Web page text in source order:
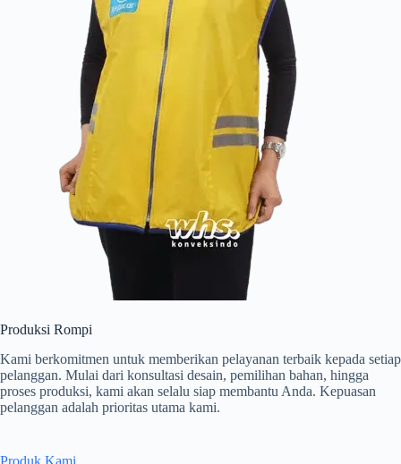
Produksi Rompi
Kami berkomitmen untuk memberikan pelayanan terbaik kepada setiap
pelanggan. Mulai dari konsultasi desain, pemilihan bahan, hingga
proses produksi, kami akan selalu siap membantu Anda. Kepuasan
pelanggan adalah prioritas utama kami.
Produk Kami